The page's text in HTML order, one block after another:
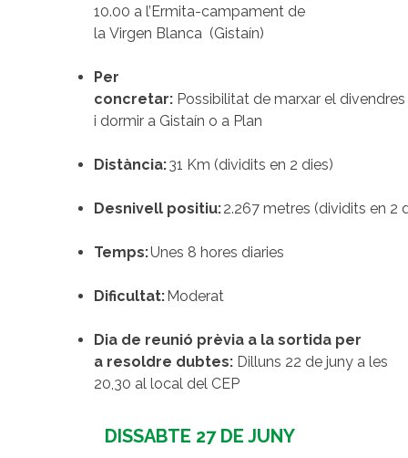
10.00 a l’Ermita-campament de
la Virgen Blanca (Gistaín)
Per
concretar: Possibilitat de marxar el
i dormir a Gistaín o a Plan
Distància:31 Km (dividits en 2 dies)
Desnivell positiu:2.267 metres (dividits en 2
Temps:Unes 8 hores diaries
Dificultat:Moderat
Dia de reunió prèvia a la sortida per
a resoldre dubtes: Dilluns 22 de juny a les
20,30 al local del CEP
DISSABTE 27 DE JUNY